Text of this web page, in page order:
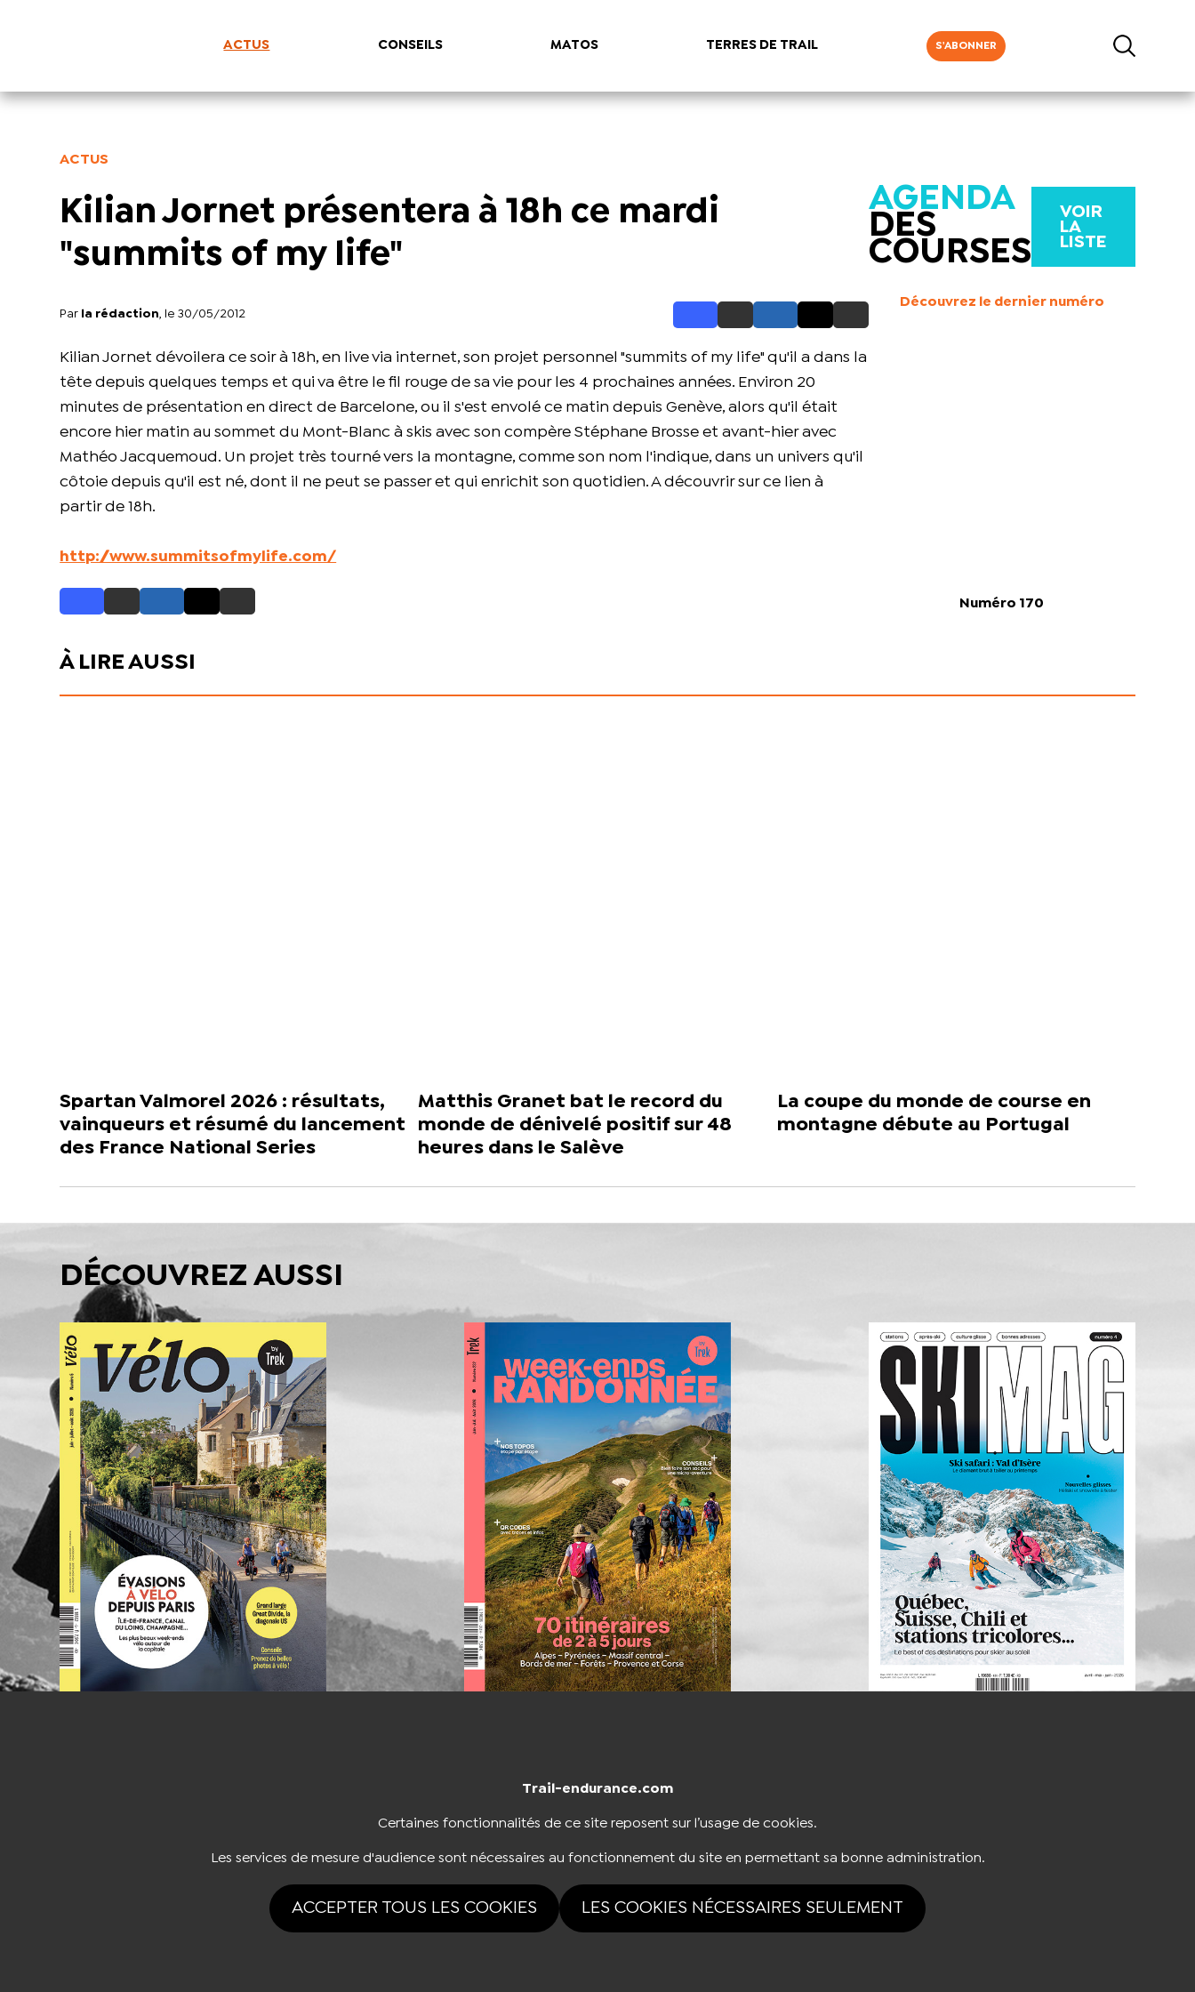
Trail-endurance.com
Certaines fonctionnalités de ce site reposent sur l’usage de cookies.
Les services de mesure d'audience sont nécessaires au fonctionnement du site en permettant sa bonne administration.
ACCEPTER TOUS LES COOKIES LES COOKIES NÉCESSAIRES SEULEMENT
ACTUS CONSEILS MATOS TERRES DE TRAIL S'ABONNER
ACTUS
Kilian Jornet présentera à 18h ce mardi
"summits of my life"
Par la rédaction , le 30/05/2012
Kilian Jornet dévoilera ce soir à 18h, en live via internet, son projet personnel "summits of my life" qu'il a dans la
tête depuis quelques temps et qui va être le fil rouge de sa vie pour les 4 prochaines années. Environ 20
minutes de présentation en direct de Barcelone, ou il s'est envolé ce matin depuis Genève, alors qu'il était
encore hier matin au sommet du Mont-Blanc à skis avec son compère Stéphane Brosse et avant-hier avec
Mathéo Jacquemoud. Un projet très tourné vers la montagne, comme son nom l'indique, dans un univers qu'il
côtoie depuis qu'il est né, dont il ne peut se passer et qui enrichit son quotidien. A découvrir sur ce lien à
partir de 18h.
http://www.summitsofmylife.com/
AGENDA
DES
COURSES
VOIR
LA
LISTE
Découvrez le dernier numéro
Numéro 170
À LIRE AUSSI
Spartan Valmorel 2026 : résultats,
vainqueurs et résumé du lancement
des France National Series
Matthis Granet bat le record du
monde de dénivelé positif sur 48
heures dans le Salève
La coupe du monde de course en
montagne débute au Portugal
DÉCOUVREZ AUSSI
BOUTIQUE